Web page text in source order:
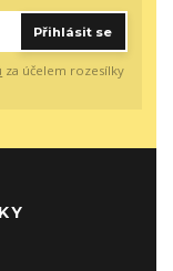
Přihlásit se
za účelem rozesílky